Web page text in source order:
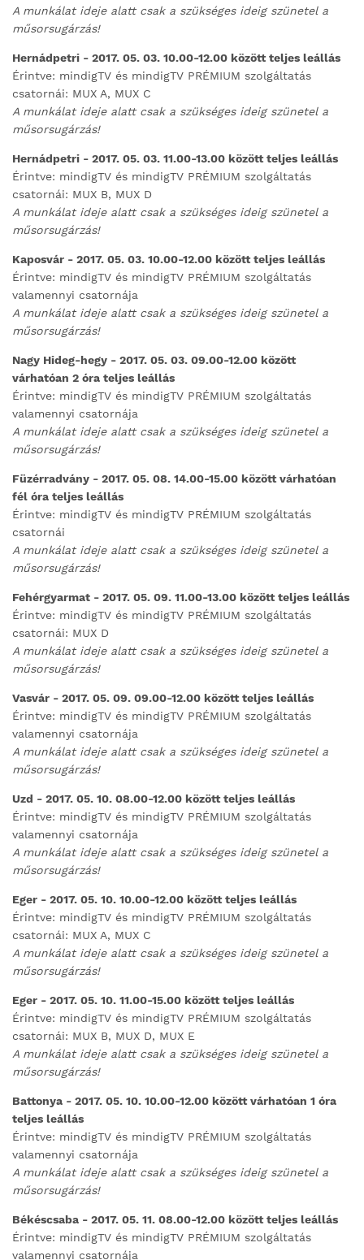
A munkálat ideje alatt csak a szükséges ideig szünetel a
műsorsugárzás!
Hernádpetri - 2017. 05. 03. 10.00-12.00 között teljes leállás
Érintve: mindigTV és mindigTV PRÉMIUM szolgáltatás
csatornái: MUX A, MUX C
A munkálat ideje alatt csak a szükséges ideig szünetel a
műsorsugárzás!
Hernádpetri - 2017. 05. 03. 11.00-13.00 között teljes leállás
Érintve: mindigTV és mindigTV PRÉMIUM szolgáltatás
csatornái: MUX B, MUX D
A munkálat ideje alatt csak a szükséges ideig szünetel a
műsorsugárzás!
Kaposvár - 2017. 05. 03. 10.00-12.00 között teljes leállás
Érintve: mindigTV és mindigTV PRÉMIUM szolgáltatás
valamennyi csatornája
A munkálat ideje alatt csak a szükséges ideig szünetel a
műsorsugárzás!
Nagy Hideg-hegy - 2017. 05. 03. 09.00-12.00 között
várhatóan 2 óra teljes leállás
Érintve: mindigTV és mindigTV PRÉMIUM szolgáltatás
valamennyi csatornája
A munkálat ideje alatt csak a szükséges ideig szünetel a
műsorsugárzás!
Füzérradvány - 2017. 05. 08. 14.00-15.00 között várhatóan
fél óra teljes leállás
Érintve: mindigTV és mindigTV PRÉMIUM szolgáltatás
csatornái
A munkálat ideje alatt csak a szükséges ideig szünetel a
műsorsugárzás!
Fehérgyarmat - 2017. 05. 09. 11.00-13.00 között teljes leállás
Érintve: mindigTV és mindigTV PRÉMIUM szolgáltatás
csatornái: MUX D
A munkálat ideje alatt csak a szükséges ideig szünetel a
műsorsugárzás!
Vasvár - 2017. 05. 09. 09.00-12.00 között teljes leállás
Érintve: mindigTV és mindigTV PRÉMIUM szolgáltatás
valamennyi csatornája
A munkálat ideje alatt csak a szükséges ideig szünetel a
műsorsugárzás!
Uzd - 2017. 05. 10. 08.00-12.00 között teljes leállás
Érintve: mindigTV és mindigTV PRÉMIUM szolgáltatás
valamennyi csatornája
A munkálat ideje alatt csak a szükséges ideig szünetel a
műsorsugárzás!
Eger - 2017. 05. 10. 10.00-12.00 között teljes leállás
Érintve: mindigTV és mindigTV PRÉMIUM szolgáltatás
csatornái: MUX A, MUX C
A munkálat ideje alatt csak a szükséges ideig szünetel a
műsorsugárzás!
Eger - 2017. 05. 10. 11.00-15.00 között teljes leállás
Érintve: mindigTV és mindigTV PRÉMIUM szolgáltatás
csatornái: MUX B, MUX D, MUX E
A munkálat ideje alatt csak a szükséges ideig szünetel a
műsorsugárzás!
Battonya - 2017. 05. 10. 10.00-12.00 között várhatóan 1 óra
teljes leállás
Érintve: mindigTV és mindigTV PRÉMIUM szolgáltatás
valamennyi csatornája
A munkálat ideje alatt csak a szükséges ideig szünetel a
műsorsugárzás!
Békéscsaba - 2017. 05. 11. 08.00-12.00 között teljes leállás
Érintve: mindigTV és mindigTV PRÉMIUM szolgáltatás
valamennyi csatornája